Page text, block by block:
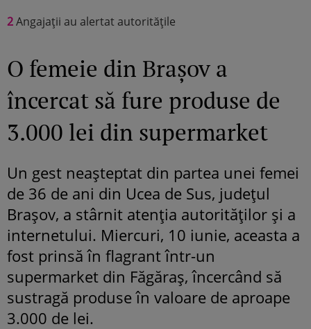
2Angajații au alertat autoritățile
O femeie din Brașov a
încercat să fure produse de
3.000 lei din supermarket
Un gest neașteptat din partea unei femei
de 36 de ani din Ucea de Sus, județul
Brașov, a stârnit atenția autorităților și a
internetului. Miercuri, 10 iunie, aceasta a
fost prinsă în flagrant într-un
supermarket din Făgăraș, încercând să
sustragă produse în valoare de aproape
3.000 de lei.